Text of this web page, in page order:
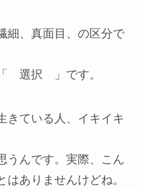
細、真面目、の区分で
選択 」です。
きている人、イキイキ
うんです。実際、こん
ありませんけどね。